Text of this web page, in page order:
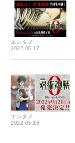
エンタメ
2022.05.17
エンタメ
2022.05.16